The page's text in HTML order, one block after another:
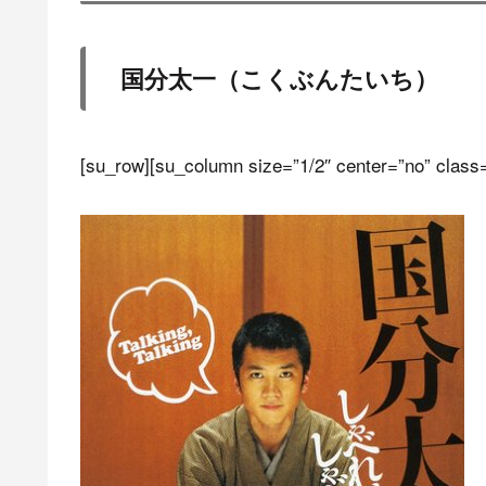
国分太一（こくぶんたいち）
[su_row][su_column size=”1/2″ center=”no”